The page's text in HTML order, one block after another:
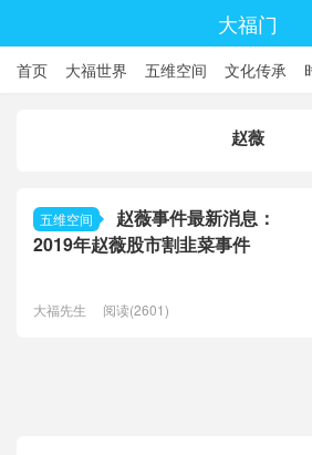
大福门
首页 大福世界 五维空间 文化传承
赵薇
五维空间
赵薇事件最新消息：
2019年赵薇股市割韭菜事件
大福先生 阅读(2601)